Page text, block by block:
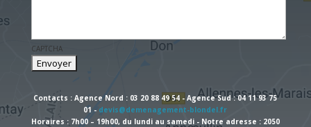
CAPTCHA
Contacts : Agence Nord : 03 20 88 49 54 - Agence Sud : 04 11 93 75
01 - devis@demenagement-blondel.fr
Horaires : 7h00 – 19h00, du lundi au samedi - Notre adresse : 2050